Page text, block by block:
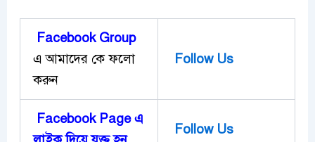
Facebook Group
এ আমাদের কে ফলো
করুন
Follow Us
Facebook Page এ
Follow Us